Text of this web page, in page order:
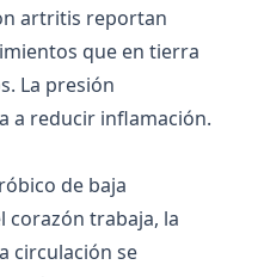
artritis reportan
que en tierra
La presión
a reducir inflamación.
de baja
corazón trabaja, la
circulación se